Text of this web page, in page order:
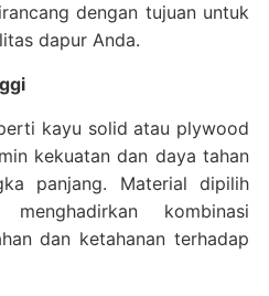
dengan tujuan untuk
dapur Anda.
kayu solid atau plywood
kekuatan dan daya tahan
panjang. Material dipilih
kombinasi
dan ketahanan terhadap